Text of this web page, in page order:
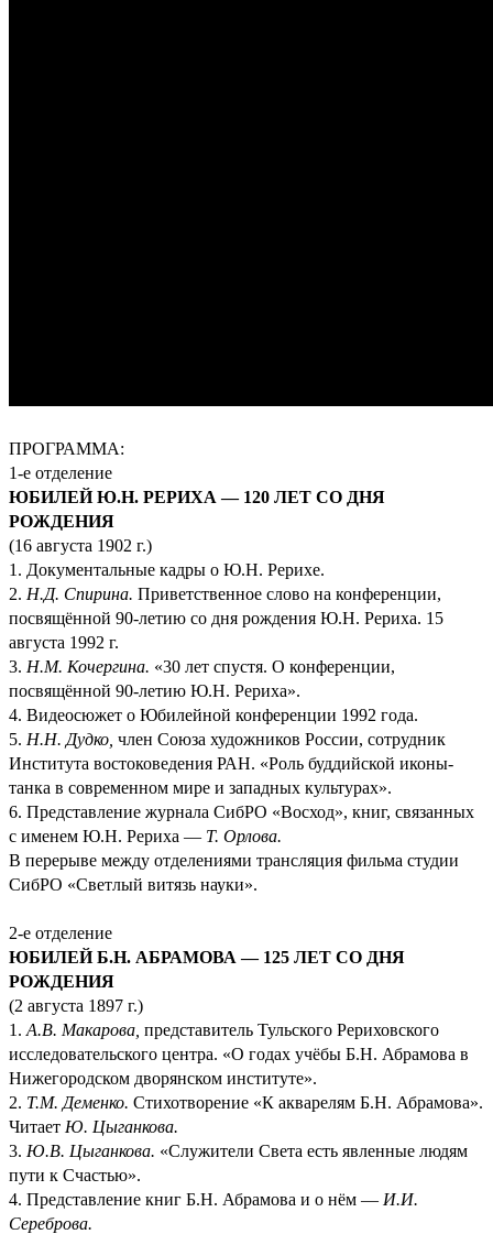
ПРОГРАММА:
1-е отделение
ЮБИЛЕЙ Ю.Н. РЕРИХА — 120 ЛЕТ СО ДНЯ
РОЖДЕНИЯ
(16 августа 1902 г.)
1. Документальные кадры о Ю.Н. Рерихе.
2. Н.Д. Спирина. Приветственное слово на конференции,
посвящённой 90-летию со дня рождения Ю.Н. Рериха. 15
августа 1992 г.
3. Н.М. Кочергина. «30 лет спустя. О конференции,
посвящённой 90-летию Ю.Н. Рериха».
4. Видеосюжет о Юбилейной конференции 1992 года.
5. Н.Н. Дудко, член Союза художников России, сотрудник
Института востоковедения РАН. «Роль буддийской иконы-
танка в современном мире и западных культурах».
6. Представление журнала СибРО «Восход», книг, связанных
с именем Ю.Н. Рериха — Т. Орлова.
В перерыве между отделениями трансляция фильма студии
СибРО «Светлый витязь науки».
2-е отделение
ЮБИЛЕЙ Б.Н. АБРАМОВА — 125 ЛЕТ СО ДНЯ
РОЖДЕНИЯ
(2 августа 1897 г.)
1. А.В. Макарова, представитель Тульского Рериховского
исследовательского центра. «О годах учёбы Б.Н. Абрамова в
Нижегородском дворянском институте».
2. Т.М. Деменко. Стихотворение «К акварелям Б.Н. Абрамова».
Читает Ю. Цыганкова.
3. Ю.В. Цыганкова. «Служители Света есть явленные людям
пути к Счастью».
4. Представление книг Б.Н. Абрамова и о нём — И.И.
Сереброва.